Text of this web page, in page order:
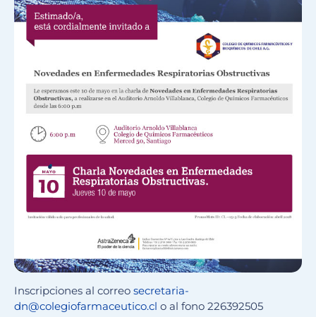
​Inscripciones al correo secretaria-
dn@colegiofarmaceutico.cl o al fono 226392505